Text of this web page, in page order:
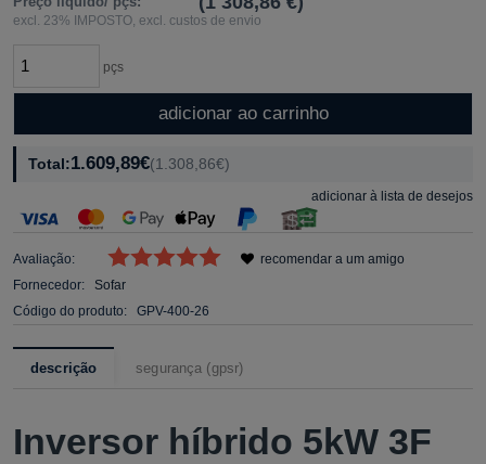
excl. 23% IMPOSTO, excl. custos de envio
pçs
adicionar ao carrinho
Total:1.609,89€(1.308,86€)
adicionar à lista de desejos
Avaliação:
Fornecedor:
Sofar
Código do produto:
GPV-400-26
recomendar a um amigo
descrição segurança (gpsr)
Inversor híbrido 5kW 3F